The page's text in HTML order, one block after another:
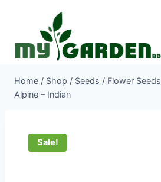
Home / Shop / Seeds / Flower Seeds
Alpine – Indian
Sale!